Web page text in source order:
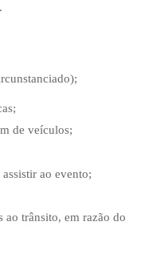
de veículos;
ao evento;
ao trânsito, em razão do